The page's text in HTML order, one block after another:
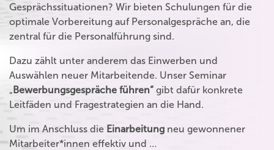
Gesprächssituationen? Wir bieten Schulungen für die
optimale Vorbereitung auf Personalgespräche an, die
zentral für die Personalführung sind.
Dazu zählt unter anderem das Einwerben und
Auswählen neuer Mitarbeitende. Unser Seminar
„Bewerbungsgespräche führen“ gibt dafür konkrete
Leitfäden und Fragestrategien an die Hand.
Um im Anschluss die Einarbeitung neu gewonnener
Mitarbeiter*innen effektiv und …